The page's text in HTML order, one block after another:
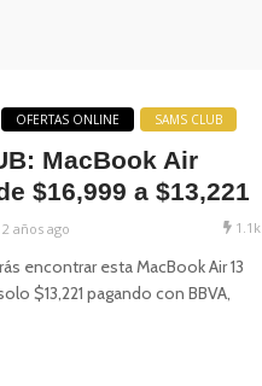
OFERTAS ONLINE SAMS CLUB
MacBook Air
$16,999 a $13,221
2 años ago 1.1k
encontrar esta MacBook Air 13
$13,221 pagando con BBVA,